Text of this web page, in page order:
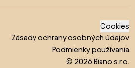
Cookies
Zásady ochrany osobných údajov
Podmienky používania
© 2026 Biano s.r.o.